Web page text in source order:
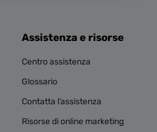
Assistenza e risorse
Centro assistenza
Glossario
Contatta l’assistenza
Risorse di online marketing